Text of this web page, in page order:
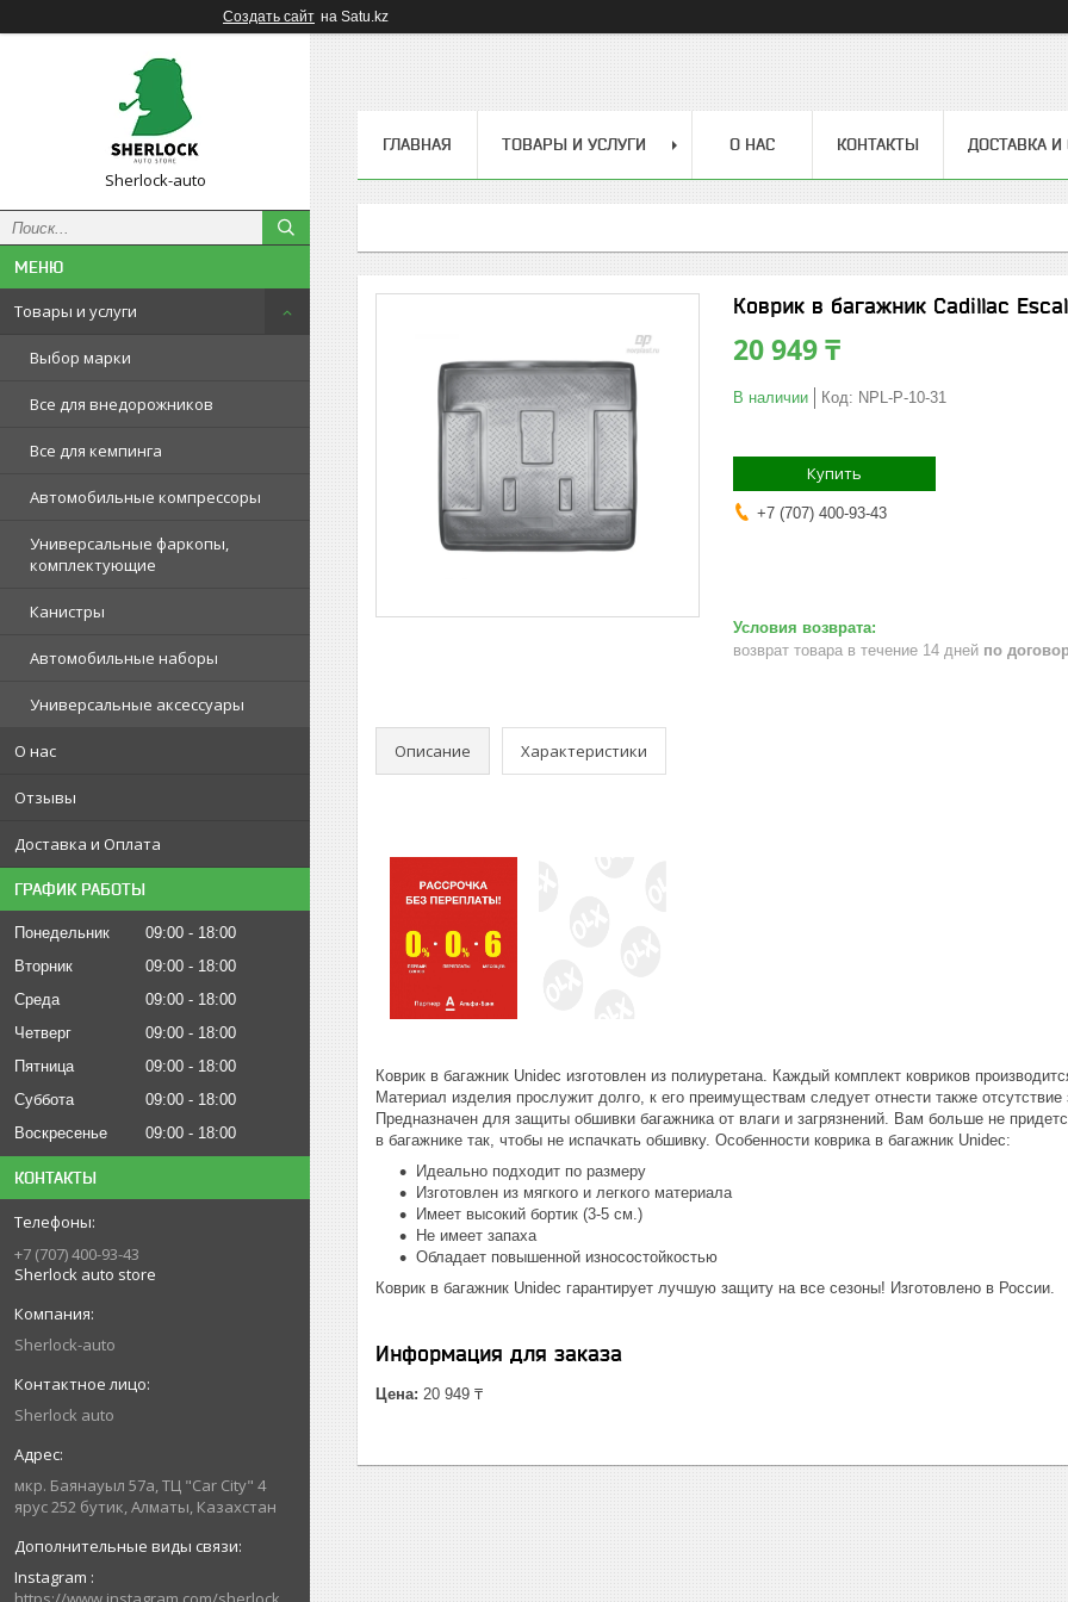
Создать сайт на Satu.kz
Sherlock-auto
Товары и услуги
Выбор марки
Все для внедорожников
Все для кемпинга
Автомобильные компрессоры
Универсальные фаркопы,
комплектующие
Канистры
Автомобильные наборы
Универсальные аксессуары
О нас
Отзывы
Доставка и Оплата
ГРАФИК РАБОТЫ
Понедельник 09:00
18:00
Вторник
09:00
18:00
Среда
09:00
18:00
Четверг
09:00
18:00
Пятница
09:00
18:00
Суббота
09:00
18:00
Воскресенье
09:00 18:00
КОНТАКТЫ
+7 (707) 400-93-43
Sherlock auto store
Sherlock-auto
Sherlock auto
мкр. Баянауыл 57а, ТЦ "Car Сity" 4
ярус 252 бутик, Алматы, Казахстан
Instagram
ГЛАВНАЯ ТОВАРЫ И УСЛУГИ О НАС КОНТАКТЫ ДОСТАВКА И
Коврик в багажник Cadillac
20 949 ₸
В наличии Код: NPL-P-10-31
Купить
+7 (707) 400-93-43
возврат товара в течение 14 дней по
Описание Характеристики
Коврик в багажник Unidec изготовлен из полиуретана. Каждый комплект ковриков
Материал изделия прослужит долго, к его преимуществам следует отнести также отсутствие
Предназначен для защиты обшивки багажника от влаги и загрязнений. Вам больше не
в багажнике так, чтобы не испачкать обшивку. Особенности коврика в багажник Unidec:
Идеально подходит по размеру
Изготовлен из мягкого и легкого материала
Имеет высокий бортик (3-5 см.)
Не имеет запаха
Обладает повышенной износостойкостью
Коврик в багажник Unidec гарантирует лучшую защиту на все сезоны! Изготовлено в России.
Информация для заказа
Цена: 20 949 ₸